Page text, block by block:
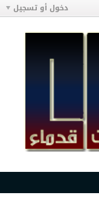
دخول أو تسجيل